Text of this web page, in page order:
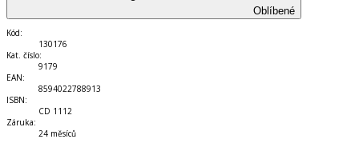
Oblíbené
Kód:
130176
Kat. číslo:
9179
EAN:
8594022788913
ISBN:
CD 1112
Záruka:
24 měsíců